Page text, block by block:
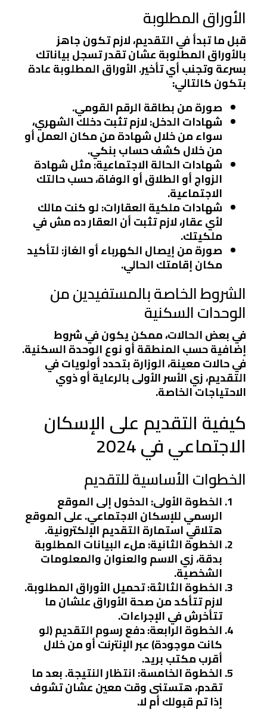
الأوراق المطلوبة
قبل ما تبدأ في التقديم، لازم تكون جاهز
بالأوراق المطلوبة عشان تقدر تسجل بياناتك
بسرعة وتجنب أي تأخير. الأوراق المطلوبة عادة
بتكون كالتالي:
صورة من بطاقة الرقم القومي.
شهادات الدخل: لازم تثبت دخلك الشهري،
سواء من خلال شهادة من مكان العمل أو
من خلال كشف حساب بنكي.
شهادات الحالة الاجتماعية: مثل شهادة
الزواج أو الطلاق أو الوفاة، حسب حالتك
الاجتماعية.
شهادات ملكية العقارات: لو كنت مالك
لأي عقار، لازم تثبت أن العقار ده مش في
ملكيتك.
صورة من إيصال الكهرباء أو الغاز: لتأكيد
مكان إقامتك الحالي.
الشروط الخاصة بالمستفيدين من
الوحدات السكنية
في بعض الحالات، ممكن يكون في شروط
إضافية حسب المنطقة أو نوع الوحدة السكنية.
في حالات معينة، الوزارة بتحدد أولويات في
التقديم، زي الأسر الأولى بالرعاية أو ذوي
الاحتياجات الخاصة.
كيفية التقديم على الإسكان
الاجتماعي في 2024
الخطوات الأساسية للتقديم
الخطوة الأولى: الدخول إلى الموقع
الرسمي للإسكان الاجتماعي. على الموقع
هتلاقي استمارة التقديم الإلكترونية.
الخطوة الثانية: ملء البيانات المطلوبة
بدقة، زي الاسم والعنوان والمعلومات
الشخصية.
الخطوة الثالثة: تحميل الأوراق المطلوبة.
لازم تتأكد من صحة الأوراق علشان ما
تتأخرش في الإجراءات.
الخطوة الرابعة: دفع رسوم التقديم (لو
كانت موجودة) عبر الإنترنت أو من خلال
أقرب مكتب بريد.
الخطوة الخامسة: انتظار النتيجة. بعد ما
تقدم، هتستنى وقت معين عشان تشوف
إذا تم قبولك أم لا.